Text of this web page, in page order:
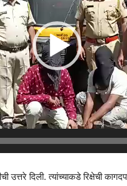
उत्तरे दिली. त्यांच्याकडे रिक्षेची